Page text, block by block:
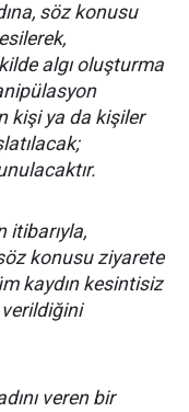
söz konusu
algı oluşturma
kişi ya da kişiler
itibarıyla,
konusu ziyarete
kaydın kesintisiz
verildiğini
veren bir